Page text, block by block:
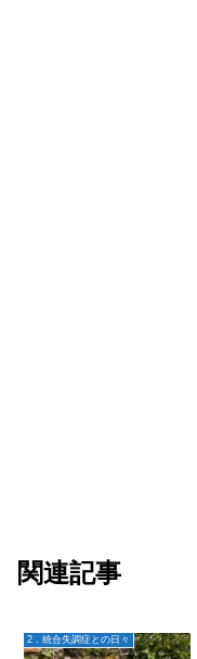
関連記事
2．統合失調症との日々